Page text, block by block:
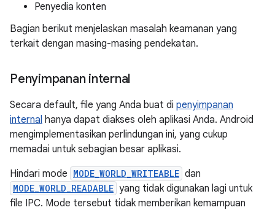
Penyedia konten
Bagian berikut menjelaskan masalah keamanan yang
terkait dengan masing-masing pendekatan.
Penyimpanan internal
Secara default, file yang Anda buat di penyimpanan
internal hanya dapat diakses oleh aplikasi Anda. Android
mengimplementasikan perlindungan ini, yang cukup
memadai untuk sebagian besar aplikasi.
Hindari mode MODE_WORLD_WRITEABLE dan
MODE_WORLD_READABLE yang tidak digunakan lagi untuk
file IPC. Mode tersebut tidak memberikan kemampuan